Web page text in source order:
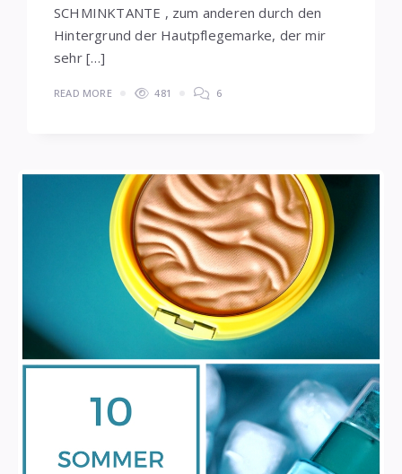
SCHMINKTANTE , zum anderen durch den
Hintergrund der Hautpflegemarke, der mir
sehr […]
READ MORE 481 6